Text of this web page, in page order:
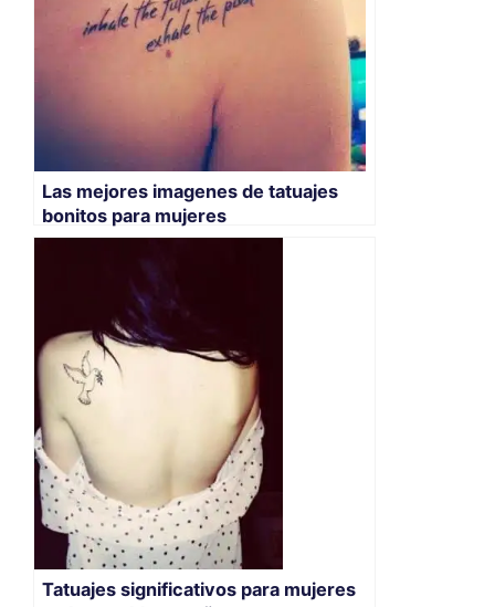
Las mejores imagenes de tatuajes
bonitos para mujeres
Tatuajes significativos para mujeres